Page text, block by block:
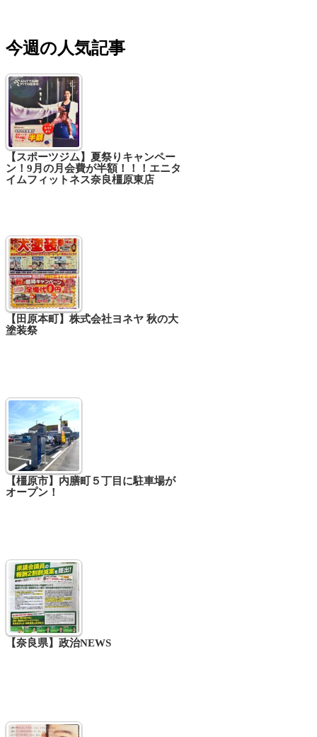
今週の人気記事
【スポーツジム】夏祭りキャンペー
ン！9月の月会費が半額！！！エニタ
イムフィットネス奈良橿原東店
【田原本町】株式会社ヨネヤ 秋の大
塗装祭
【橿原市】内膳町５丁目に駐車場が
オープン！
【奈良県】政治NEWS